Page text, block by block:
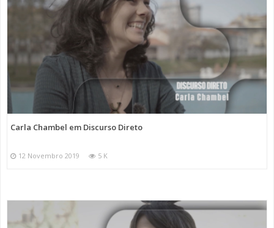
Carla Chambel em Discurso Direto
12 Novembro 2019 5 K